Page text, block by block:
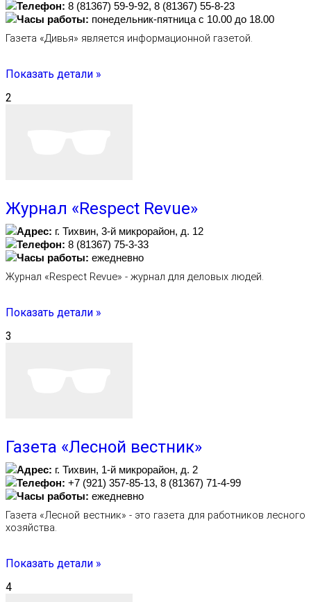
Телефон: 8 (81367) 59-9-92, 8 (81367) 55-8-23
Часы работы: понедельник-пятница с 10.00 до 18.00
Газета «Дивья» является информационной газетой.
Показать детали »
2
Журнал «Respect Revue»
Адрес: г. Тихвин, 3-й микрорайон, д. 12
Телефон: 8 (81367) 75-3-33
Часы работы: ежедневно
Журнал «Respect Revue» - журнал для деловых людей.
Показать детали »
3
Газета «Лесной вестник»
Адрес: г. Тихвин, 1-й микрорайон, д. 2
Телефон: +7 (921) 357-85-13, 8 (81367) 71-4-99
Часы работы: ежедневно
Газета «Лесной вестник» - это газета для работников лесного
хозяйства.
Показать детали »
4